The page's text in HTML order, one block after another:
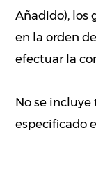
Añadido), los
en la orden
efectuar la
No se
especificado